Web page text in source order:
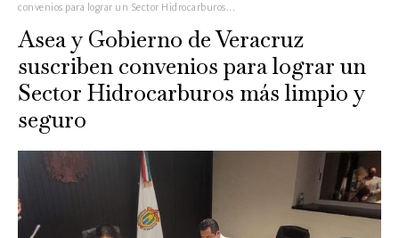
convenios para lograr un Sector Hidrocarburos...
Asea y Gobierno de Veracruz
suscriben convenios para lograr un
Sector Hidrocarburos más limpio y
seguro